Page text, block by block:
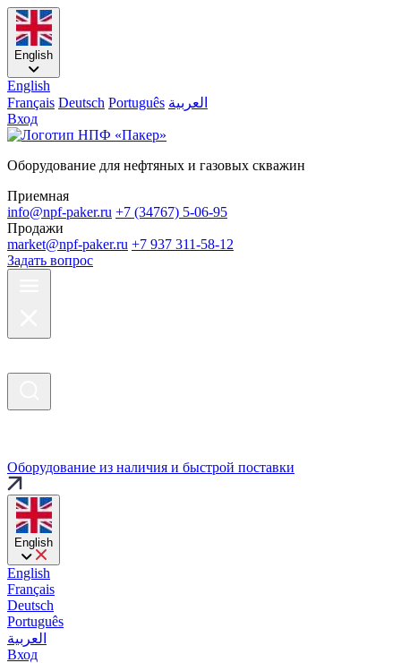
English
English
Français Deutsch Português العربية
Вход
Оборудование для нефтяных и газовых скважин
Приемная
info@npf-paker.ru +7 (34767) 5-06-95
Продажи
market@npf-paker.ru +7 937 311-58-12
Задать вопрос
Оборудование из наличия и быстрой поставки
English
English
Français
Deutsch
Português
العربية
Вход